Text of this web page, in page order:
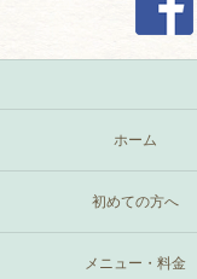
ホーム
初めての方へ
メニュー・料金